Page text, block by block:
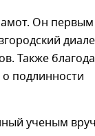
Он
Также
подлинности
ученым